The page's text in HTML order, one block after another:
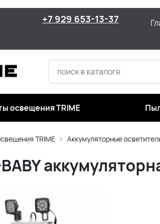
+7 929 653-13-37
освещения TRIME
TRIME Аккумуляторные